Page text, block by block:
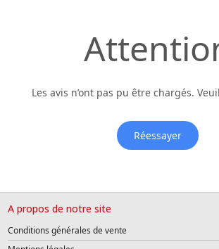
Les avis n’ont pas pu être chargés.
Réessayer
A propos de notre site
Conditions générales de vente